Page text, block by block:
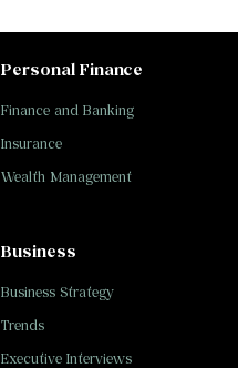
Personal Finance
Finance and Banking
Insurance
Wealth Management
Business
Business Strategy
Trends
Executive Interviews